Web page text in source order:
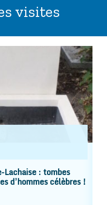
visites
Lachaise : tombes
d’hommes célèbres !